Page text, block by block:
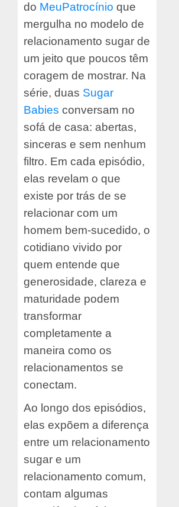
do MeuPatrocínio que
mergulha no modelo de
relacionamento sugar de
um jeito que poucos têm
coragem de mostrar. Na
série, duas Sugar
Babies conversam no
sofá de casa: abertas,
sinceras e sem nenhum
filtro. Em cada episódio,
elas revelam o que
existe por trás de se
relacionar com um
homem bem-sucedido, o
cotidiano vivido por
quem entende que
generosidade, clareza e
maturidade podem
transformar
completamente a
maneira como os
relacionamentos se
conectam.
Ao longo dos episódios,
elas expõem a diferença
entre um relacionamento
sugar e um
relacionamento comum,
contam algumas